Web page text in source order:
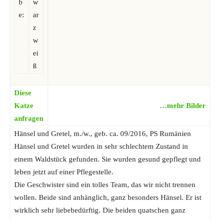
b
e:
w
ar
z
w
ei
ß
Diese
Katze
anfragen
…mehr Bilder
Hänsel und Gretel, m./w., geb. ca. 09/2016, PS Rumänien
Hänsel und Gretel wurden in sehr schlechtem Zustand in
einem Waldstück gefunden. Sie wurden gesund gepflegt und
leben jetzt auf einer Pflegestelle.
Die Geschwister sind ein tolles Team, das wir nicht trennen
wollen. Beide sind anhänglich, ganz besonders Hänsel. Er ist
wirklich sehr liebebedürftig. Die beiden quatschen ganz